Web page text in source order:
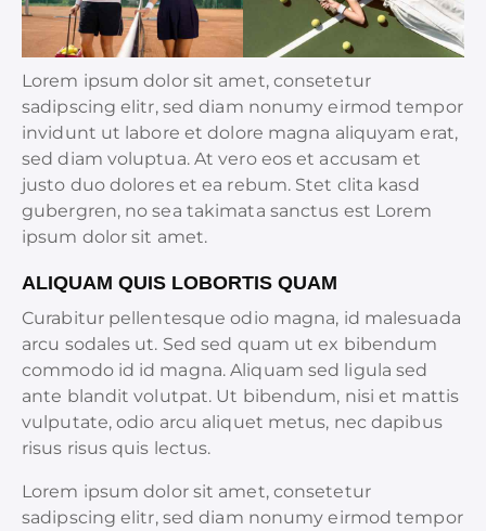
Lorem ipsum dolor sit amet, consetetur
sadipscing elitr, sed diam nonumy eirmod tempor
invidunt ut labore et dolore magna aliquyam erat,
sed diam voluptua. At vero eos et accusam et
justo duo dolores et ea rebum. Stet clita kasd
gubergren, no sea takimata sanctus est Lorem
ipsum dolor sit amet.
ALIQUAM QUIS LOBORTIS QUAM
Curabitur pellentesque odio magna, id malesuada
arcu sodales ut. Sed sed quam ut ex bibendum
commodo id id magna. Aliquam sed ligula sed
ante blandit volutpat. Ut bibendum, nisi et mattis
vulputate, odio arcu aliquet metus, nec dapibus
risus risus quis lectus.
Lorem ipsum dolor sit amet, consetetur
sadipscing elitr, sed diam nonumy eirmod tempor